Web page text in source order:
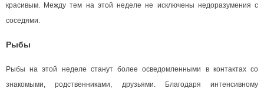
красивым. Между тем на этой неделе не исключены недоразумения с
соседями.
Рыбы
Рыбы на этой неделе станут более осведомленными в контактах со
знакомыми, родственниками, друзьями. Благодаря интенсивному